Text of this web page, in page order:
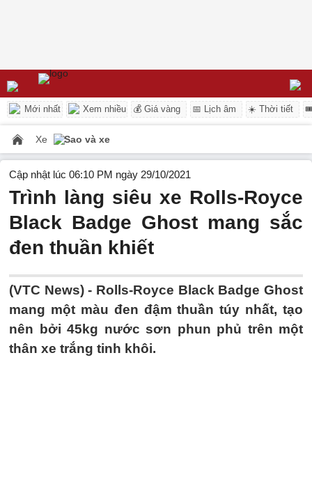
Mới nhất Xem nhiều 💰 Giá vàng 📅 Lịch âm ☀️ Thời tiết
Xe Sao và xe
Cập nhật lúc 06:10 PM ngày 29/10/2021
Trình làng siêu xe Rolls-Royce
Black Badge Ghost mang sắc
đen thuần khiết
(VTC News) - Rolls-Royce Black Badge Ghost
mang một màu đen đậm thuần túy nhất, tạo
nên bởi 45kg nước sơn phun phủ trên một
thân xe trắng tinh khôi.